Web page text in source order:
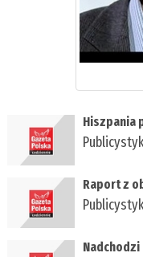
Hiszpania
Raport z
Nadchodzi